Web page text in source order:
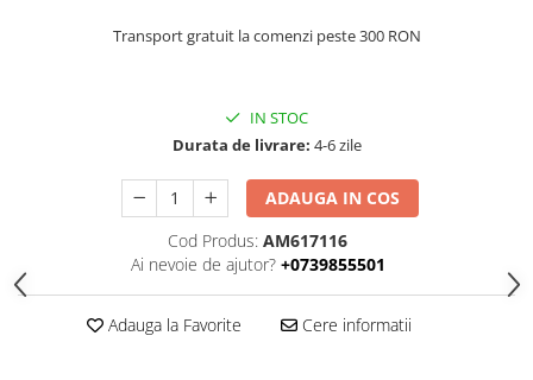
Transport gratuit la comenzi peste 300 RON
IN STOC
Durata de livrare: 4-6 zile
ADAUGA IN COS
Cod Produs: AM617116
Ai nevoie de ajutor? +0739855501
Adauga la Favorite Cere informatii